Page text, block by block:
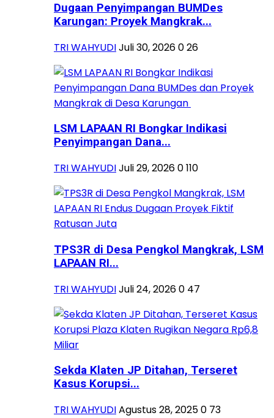
Dugaan Penyimpangan BUMDes
Karungan: Proyek Mangkrak...
TRI WAHYUDIJuli 30, 2026026
LSM LAPAAN RI Bongkar Indikasi
Penyimpangan Dana...
TRI WAHYUDIJuli 29, 20260110
TPS3R di Desa Pengkol Mangkrak, LSM
LAPAAN RI...
TRI WAHYUDIJuli 24, 20260 47
Sekda Klaten JP Ditahan, Terseret
Kasus Korupsi...
TRI WAHYUDIAgustus 28, 20250 73